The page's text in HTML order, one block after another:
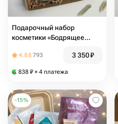
Подарочный набор
косметики «Бодрящее
4.88793 3 350₽
838 ₽ × 4 платежа
-15%